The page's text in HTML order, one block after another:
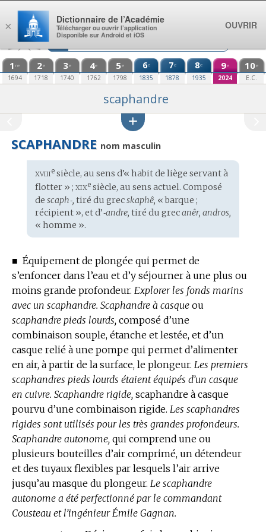
Aller au contenu
1 re
1694
2e
1718
3e
1740
4e
1762
5e
1798
6e
1835
7e
1878
8e
1935
9e
2024
10e
E.C.
scaphandre
SCAPHANDRE nom masculin
Étymologie
:
xviiiesiècle, au sens d’« habit de liège servant à
flotter » ; xixesiècle, au sens actuel. Composé
de scaph‑, tiré du grecskaphê, « barque ;
récipient », et d’‑andre, tiré du grecanêr, andros,
« homme ».
■ Équipement de plongée qui permet de
s’enfoncer dans l’eau et d’y séjourner à une plus ou
moins grande profondeur. Explorer les fonds marins
avec un scaphandre. Scaphandre à casque ou
scaphandre pieds lourds, composé d’une
combinaison souple, étanche et lestée, et d’un
casque relié à une pompe qui permet d’alimenter
en air, à partir de la surface, le plongeur. Les premiers
scaphandres pieds lourds étaient équipés d’un casque
en cuivre. Scaphandre rigide, scaphandre à casque
pourvu d’une combinaison rigide. Les scaphandres
rigides sont utilisés pour les très grandes profondeurs.
Scaphandre autonome, qui comprend une ou
plusieurs bouteilles d’air comprimé, un détendeur
et des tuyaux flexibles par lesquels l’air arrive
jusqu’au masque du plongeur. Le scaphandre
autonome a été perfectionné par le commandant
Cousteau et l’ingénieur Émile Gagnan.
×
Dictionnaire de l’Académie
Télécharger ou ouvrir l’application
Disponible sur Android et iOS
OUVRIR